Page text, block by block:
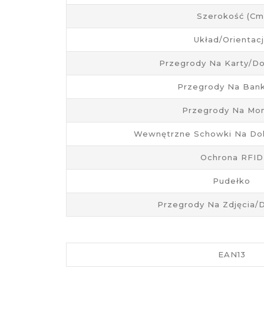
Szerokość
Układ/
Przegrody Na Karty/
Przegrody Na
Przegrody Na
Wewnętrzne Schowki Na
Ochrona RFID
Pudełko
Przegrody Na Zdjęcia/
EAN13